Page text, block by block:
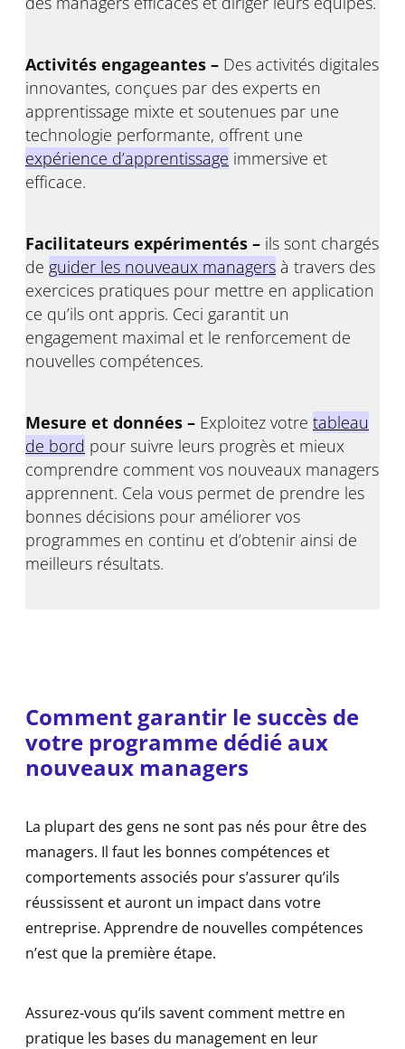
Activités engageantes – Des activités digitales
innovantes, conçues par des experts en
apprentissage mixte et soutenues par une
technologie performante, offrent une
expérience d’apprentissage immersive et
efficace.
Facilitateurs expérimentés – ils sont chargés
de guider les nouveaux managers à travers des
exercices pratiques pour mettre en application
ce qu’ils ont appris. Ceci garantit un
engagement maximal et le renforcement de
nouvelles compétences.
Mesure et données – Exploitez votre tableau
de bord pour suivre leurs progrès et mieux
comprendre comment vos nouveaux managers
apprennent. Cela vous permet de prendre les
bonnes décisions pour améliorer vos
programmes en continu et d’obtenir ainsi de
meilleurs résultats.
Comment garantir le succès de
votre programme dédié aux
nouveaux managers
La plupart des gens ne sont pas nés pour être des
managers. Il faut les bonnes compétences et
comportements associés pour s’assurer qu’ils
réussissent et auront un impact dans votre
entreprise. Apprendre de nouvelles compétences
n’est que la première étape.
Assurez-vous qu’ils savent comment mettre en
pratique les bases du management en leur